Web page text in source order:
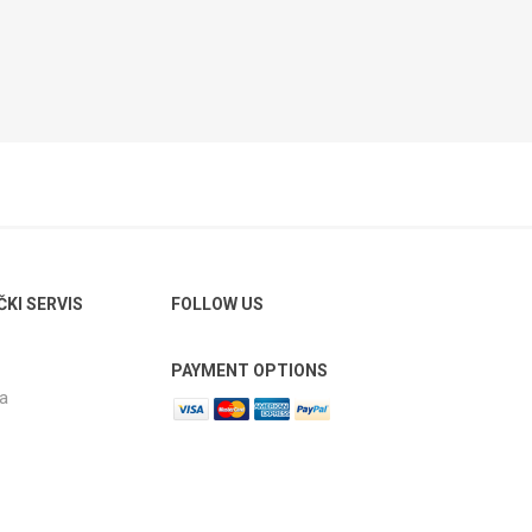
SERVIS FOLLOW US
PAYMENT OPTIONS